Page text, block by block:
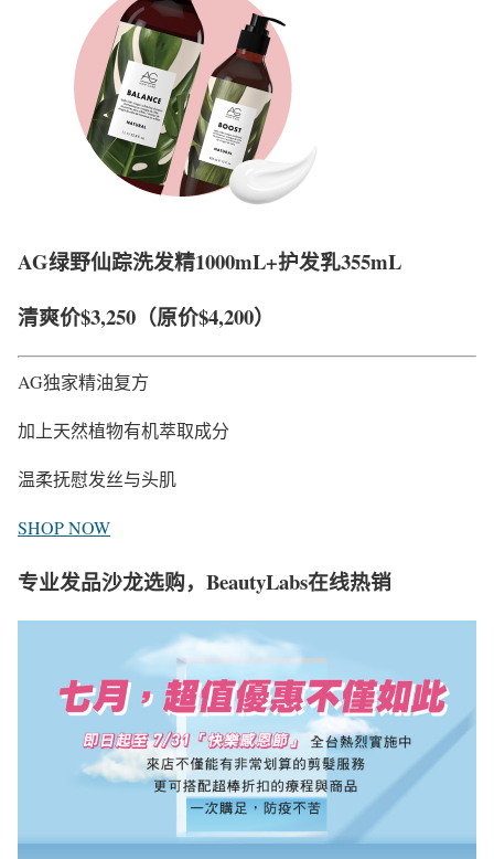
AG绿野仙踪洗发精1000mL+护发乳355mL
清爽价$3,250 （原价$4,200）
AG独家精油复方
加上天然植物有机萃取成分
温柔抚慰发丝与头肌
SHOP NOW
专业发品沙龙选购，BeautyLabs在线热销